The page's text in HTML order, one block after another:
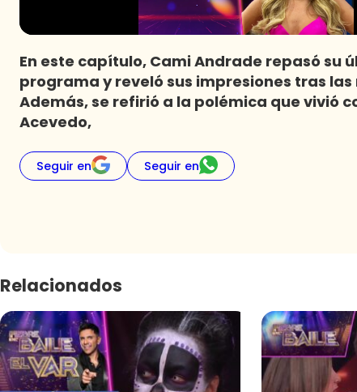
En este capítulo, Cami Andrade repasó su
programa y reveló sus impresiones tras
Además, se refirió a la polémica que vivió
Acevedo,
Seguir en Seguir en
Relacionados